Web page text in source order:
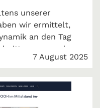
unserer
wir ermittelt,
an den Tag
wenn es darum
MEEDIA berichtet.
7 August 2025